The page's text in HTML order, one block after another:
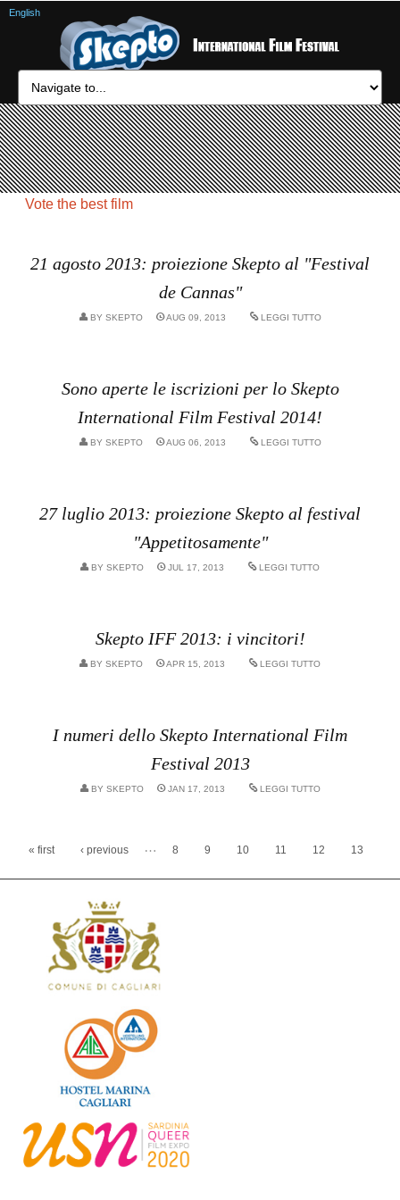
Vote the best film
21 agosto 2013: proiezione Skepto al "Festival
de Cannas"
BY SKEPTO AUG 09, 2013 LEGGI TUTTO
Sono aperte le iscrizioni per lo Skepto
International Film Festival 2014!
BY SKEPTO AUG 06, 2013 LEGGI TUTTO
27 luglio 2013: proiezione Skepto al festival
"Appetitosamente"
BY SKEPTO JUL 17, 2013 LEGGI TUTTO
Skepto IFF 2013: i vincitori!
BY SKEPTO APR 15, 2013 LEGGI TUTTO
I numeri dello Skepto International Film
Festival 2013
BY SKEPTO JAN 17, 2013 LEGGI TUTTO
Pages
« first ‹ previous … 8 9 10 11 12 13
14 15 16
English